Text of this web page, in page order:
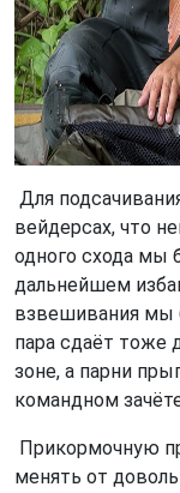
Для
вейдерсах, что
одного схода мы
дальнейшем
взвешивания мы
пара сдаёт тоже
зоне, а парни
командном
Прикормочную
менять от